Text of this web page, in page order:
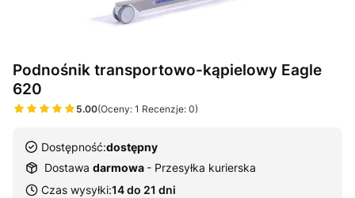
Podnośnik transportowo-kąpielowy Eagle
620
5.00(Oceny: 1 Recenzje: 0)
Dostępność:dostępny
Dostawa darmowa - Przesyłka kurierska
Czas wysyłki:14 do 21 dni